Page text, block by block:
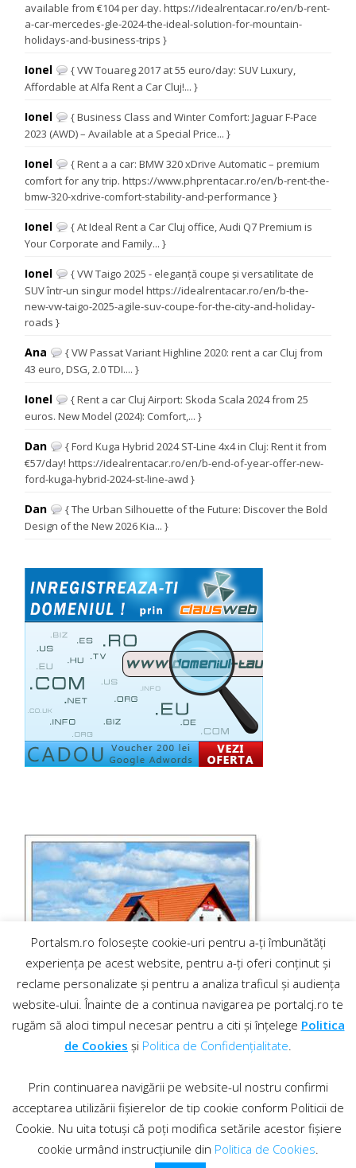
available from €104 per day. https://idealrentacar.ro/en/b-rent-
a-car-mercedes-gle-2024-the-ideal-solution-for-mountain-
holidays-and-business-trips }
Ionel
{ VW Touareg 2017 at 55 euro/day: SUV Luxury,
Affordable at Alfa Rent a Car Cluj!... }
Ionel
{ Business Class and Winter Comfort: Jaguar F-Pace
2023 (AWD) – Available at a Special Price... }
Ionel
{ Rent a a car: BMW 320 xDrive Automatic – premium
comfort for any trip. https://www.phprentacar.ro/en/b-rent-the-
bmw-320-xdrive-comfort-stability-and-performance }
Ionel
{ At Ideal Rent a Car Cluj office, Audi Q7 Premium is
Your Corporate and Family... }
Ionel
{ VW Taigo 2025 - eleganță coupe și versatilitate de
SUV într-un singur model https://idealrentacar.ro/en/b-the-
new-vw-taigo-2025-agile-suv-coupe-for-the-city-and-holiday-
roads }
Ana
{ VW Passat Variant Highline 2020: rent a car Cluj from
43 euro, DSG, 2.0 TDI.... }
Ionel
{ Rent a car Cluj Airport: Skoda Scala 2024 from 25
euros. New Model (2024): Comfort,... }
Dan
{ Ford Kuga Hybrid 2024 ST-Line 4x4 in Cluj: Rent it from
€57/day! https://idealrentacar.ro/en/b-end-of-year-offer-new-
ford-kuga-hybrid-2024-st-line-awd }
Dan
{ The Urban Silhouette of the Future: Discover the Bold
Design of the New 2026 Kia... }
Contact·Regulament comentarii
Portalsm.ro folosește cookie-uri pentru a-ți îmbunătăți
experiența pe acest website, pentru a-ți oferi conținut și
reclame personalizate și pentru a analiza traficul și audiența
website-ului. Înainte de a continua navigarea pe portalcj.ro te
rugăm să aloci timpul necesar pentru a citi și înțelege Politica
de Cookies și Politica de Confidențialitate.
Prin continuarea navigării pe website-ul nostru confirmi
acceptarea utilizării fișierelor de tip cookie conform Politicii de
Cookie. Nu uita totuși că poți modifica setările acestor fișiere
cookie urmând instrucțiunile din Politica de Cookies.